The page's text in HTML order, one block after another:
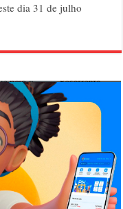
dia 31 de julho